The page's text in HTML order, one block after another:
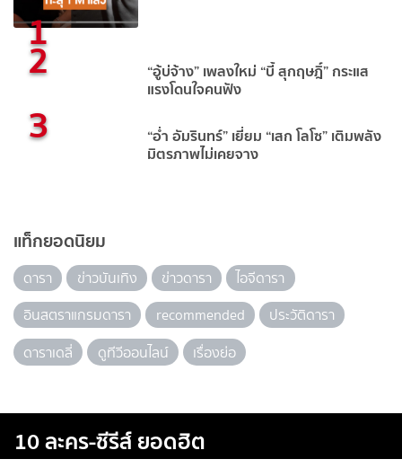
1
2 “อู้บ่จ้าง” เพลงใหม่ “บี้ สุกฤษฎิ์” กระแส
แรงโดนใจคนฟัง
3 “อ่ำ อัมรินทร์” เยี่ยม “เสก โลโซ” เติมพลัง
มิตรภาพไม่เคยจาง
แท็กยอดนิยม
ดารา ข่าวบันเทิง ข่าวดารา
ไอจีดารา
อินสตราแกรมดารา
recommended
ประวัติดารา
ดาราเดลี่
ดูทีวีออนไลน์ เรื่องย่อ
10 ละคร-ซีรีส์ ยอดฮิต